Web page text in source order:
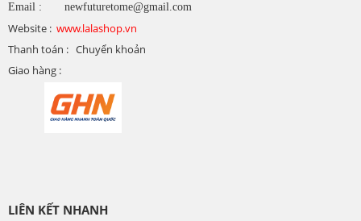
Email : newfuturetome@gmail.com
Website : www.lalashop.vn
Thanh toán : Chuyển khoản
Giao hàng :
LIÊN KẾT NHANH